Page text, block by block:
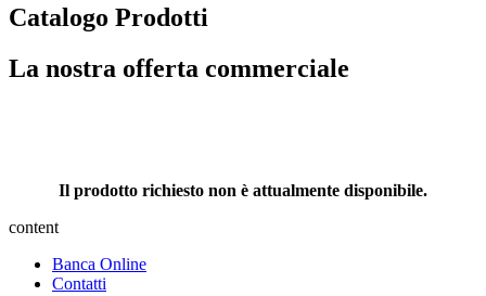
Catalogo Prodotti
La nostra offerta commerciale
Il prodotto richiesto non è attualmente disponibile.
content
Banca Online
Contatti